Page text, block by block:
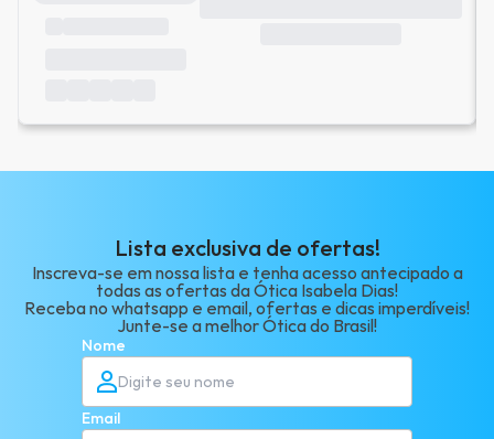
Lista exclusiva de ofertas!
Inscreva-se em nossa lista e tenha acesso antecipado a
todas as ofertas da Ótica Isabela Dias!
Receba no whatsapp e email, ofertas e dicas imperdíveis!
Junte-se a melhor Ótica do Brasil!
Nome
Email